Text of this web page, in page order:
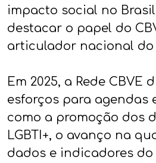
impacto social no
destacar o papel do
articulador nacional do
Em 2025, a Rede CBVE
esforços para agendas
como a promoção dos
LGBTI+, o avanço na
dados e indicadores